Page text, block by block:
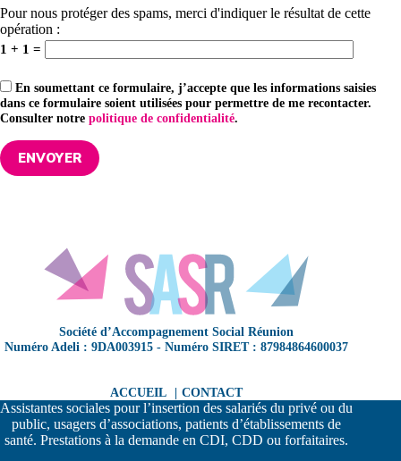
Pour nous protéger des spams, merci d'indiquer le résultat de cette
opération :
1 + 1 =
En soumettant ce formulaire, j’accepte que les informations saisies
dans ce formulaire soient utilisées pour permettre de me recontacter.
Consulter notre politique de confidentialité.
Société d’Accompagnement Social Réunion
Numéro Adeli : 9DA003915 - Numéro SIRET :87984864600037
ACCUEIL CONTACT
Assistantes sociales pour l’insertion des salariés du privé ou du
public, usagers d’associations, patients d’établissements de
santé. Prestations à la demande en CDI, CDD ou forfaitaires.